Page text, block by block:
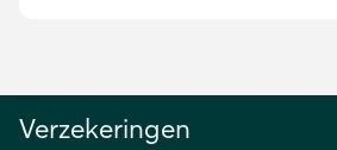
Verzekeringen